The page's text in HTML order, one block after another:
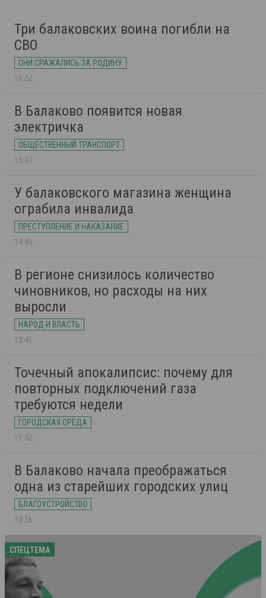
Три балаковских воина погибли на
СВО
ОНИ СРАЖАЛИСЬ ЗА РОДИНУ
16:52
В Балаково появится новая
электричка
ОБЩЕСТВЕННЫЙ ТРАНСПОРТ
15:47
У балаковского магазина женщина
ограбила инвалида
ПРЕСТУПЛЕНИЕ И НАКАЗАНИЕ
14:46
В регионе снизилось количество
чиновников, но расходы на них
выросли
НАРОД И ВЛАСТЬ
13:41
Точечный апокалипсис: почему для
повторных подключений газа
требуются недели
ГОРОДСКАЯ СРЕДА
11:52
В Балаково начала преображаться
одна из старейших городских улиц
БЛАГОУСТРОЙСТВО
10:56
СПЕЦТЕМА